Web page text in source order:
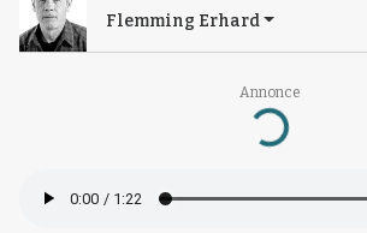
Annonce
Loading...
Flemming Erhard